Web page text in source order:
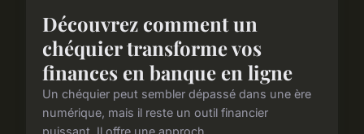
Découvrez comment un
chéquier transforme vos
finances en banque en ligne
Un chéquier peut sembler dépassé dans une ère
numérique, mais il reste un outil financier
puissant. Il offre une approch...